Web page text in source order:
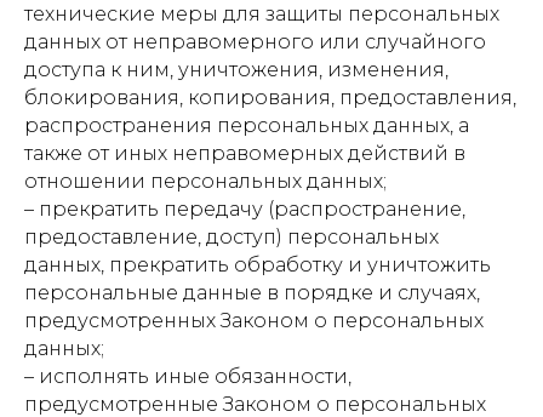
технические меры для защиты персональных
данных от неправомерного или случайного
доступа к ним, уничтожения, изменения,
блокирования, копирования, предоставления,
распространения персональных данных, а
также от иных неправомерных действий в
отношении персональных данных;
– прекратить передачу (распространение,
предоставление, доступ) персональных
данных, прекратить обработку и уничтожить
персональные данные в порядке и случаях,
предусмотренных Законом о персональных
данных;
– исполнять иные обязанности,
предусмотренные Законом о персональных